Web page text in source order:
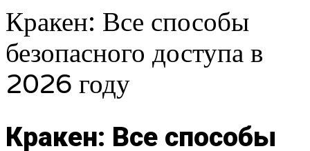
Кракен: Все способы
безопасного доступа в
2026 году
Кракен: Все способы